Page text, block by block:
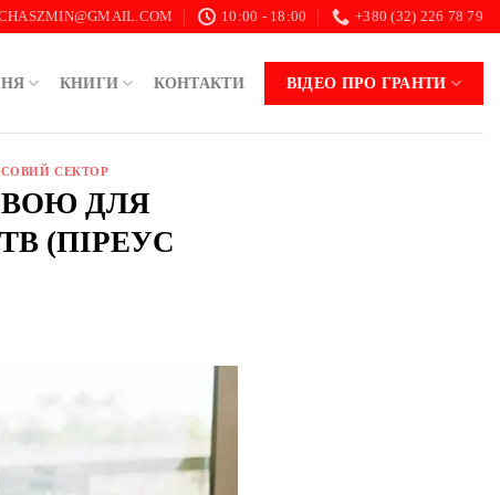
10:00 - 18:00 +380 (32) 226 78 79
КНИГИ КОНТАКТИ ВІДЕО ПРО ГРАНТИ
СЕКТОР
ДЛЯ
(ПІРЕУС